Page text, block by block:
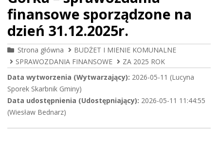
finansowe sporządzone na
dzień 31.12.2025r.
Strona główna
BUDŻET I MIENIE KOMUNALNE
SPRAWOZDANIA FINANSOWE
ZA 2025 ROK
Data wytworzenia (Wytwarzający): 2026-05-11 (Lucyna
Sporek Skarbnik Gminy)
Data udostępnienia (Udostępniający): 2026-05-11 11:44:55
(Wiesław Bednarz)